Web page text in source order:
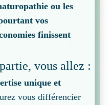
ou les
vos
finissent
vous allez :
unique et
vous différencier